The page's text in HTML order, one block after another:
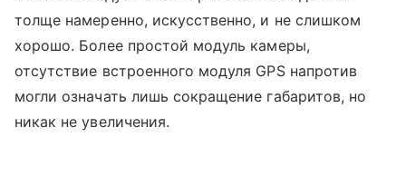
толще намеренно, искусственно, и не слишком
хорошо. Более простой модуль камеры,
отсутствие встроенного модуля GPS напротив
могли означать лишь сокращение габаритов, но
никак не увеличения.